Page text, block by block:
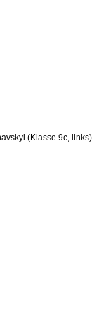
(Klasse 9c, links)